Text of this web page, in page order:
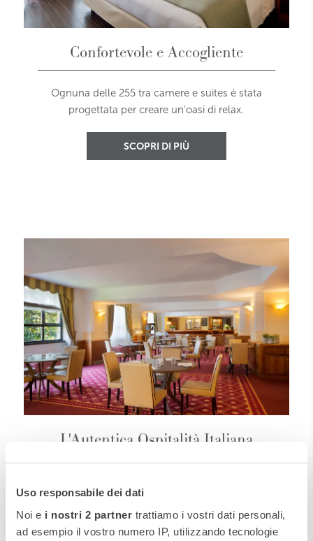
Uso responsabile dei dati
Noi e i nostri 2 partner trattiamo i vostri dati personali,
ad esempio il vostro numero IP, utilizzando tecnologie
Confortevole e Accogliente
Ognuna delle 255 tra camere e suites è stata
progettata per creare un'oasi di relax.
SCOPRI DI PIÙ
L'Autentica Ospitalità Italiana
proposte per chi cerca un ottimo ristorante
capace di unire la cucina del territorio con i sapori
internazionali.